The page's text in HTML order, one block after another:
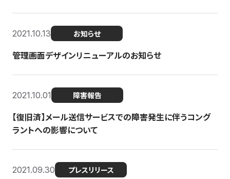
2021.10.13 お知らせ
管理画面デザインリニューアルのお知らせ
2021.10.01 障害報告
【復旧済】メール送信サービスでの障害発生に伴うコング
ラントへの影響について
2021.09.30 プレスリリース